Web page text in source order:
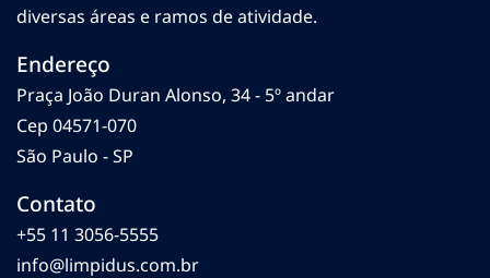
diversas áreas e ramos de atividade.
Endereço
Praça João Duran Alonso, 34 - 5º andar
Cep 04571-070
São Paulo - SP
Contato
+55 11 3056-5555
info@limpidus.com.br